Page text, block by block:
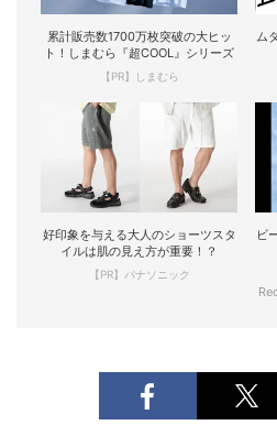
累計販売数1700万枚突破の大ヒッ
ト！しまむら『超COOL』シリーズ
【PR】しまむら
ム
好印象を与える大人のショーツスタ
イルは肌の見え方が重要！？
【PR】パナソニック
ビ